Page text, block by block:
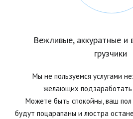
Вежливые, аккуратные и
грузчики
Мы не пользуемся услугами
желающих
Можете быть спокойны, ваш
будут поцарапаны и люстра